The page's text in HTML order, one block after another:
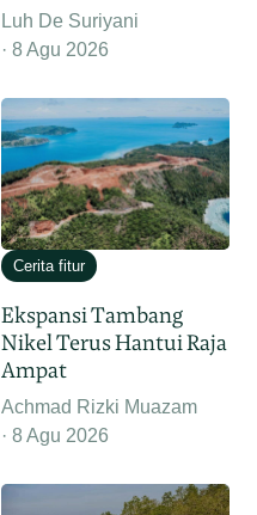
Luh De Suriyani
8 Agu 2026
Cerita fitur
Ekspansi Tambang
Nikel Terus Hantui Raja
Ampat
Achmad Rizki Muazam
8 Agu 2026